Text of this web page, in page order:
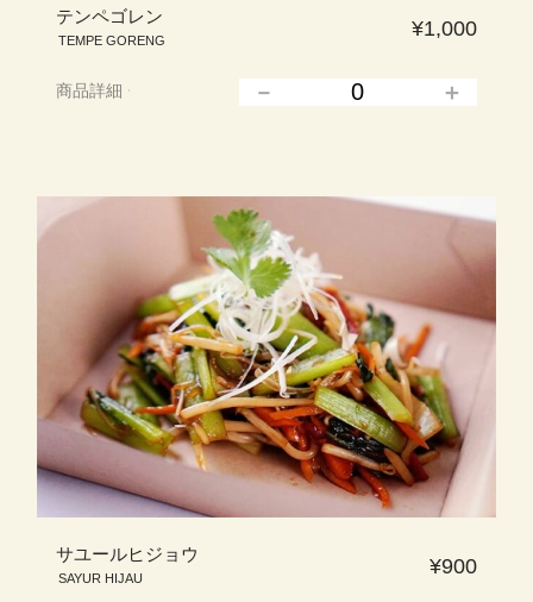
テンペゴレン
TEMPE GORENG
¥1,000
商品詳細
サユールヒジョウ
SAYUR HIJAU
¥900